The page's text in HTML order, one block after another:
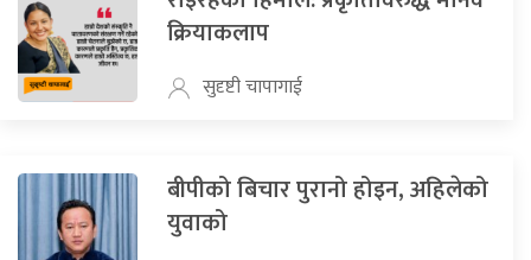
क्रियाकलाप
सुदृष्टी चापागाई
बीपीको बिचार पुरानो होइन, अहिलेको
युवाको